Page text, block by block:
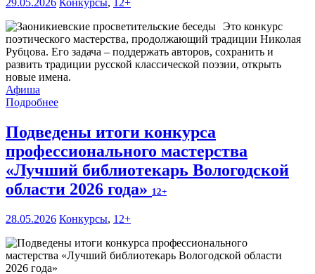
29.05.2026 Конкурсы,
12+
Это конкурс
поэтического мастерства, продолжающий традиции Николая
Рубцова. Его задача – поддержать авторов, сохранить и
развить традиции русской классической поэзии, открыть
новые имена.
Афиша
Подробнее
Подведены итоги конкурса
профессионального мастерства
«Лучший библиотекарь Вологодской
области 2026 года» 12+
28.05.2026 Конкурсы, 12+